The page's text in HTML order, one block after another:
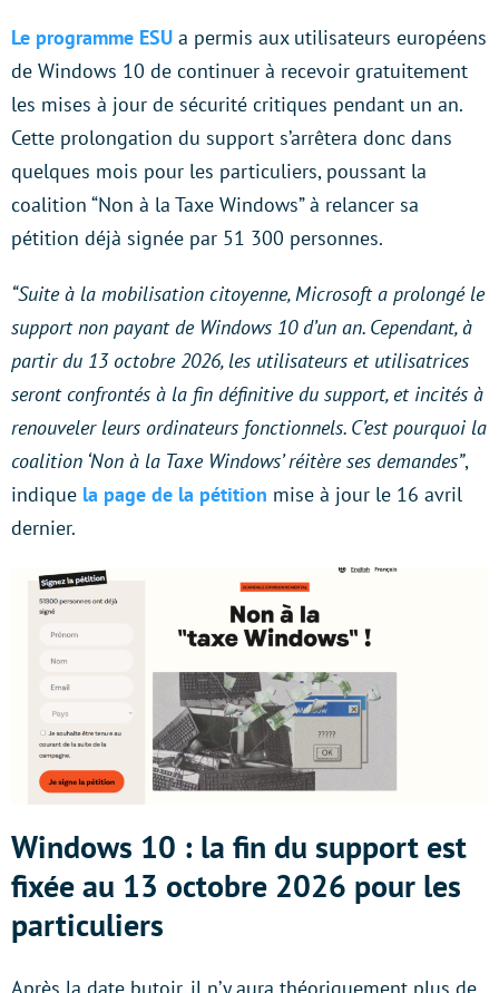
Le programme ESU a permis aux utilisateurs européens
de Windows 10 de continuer à recevoir gratuitement
les mises à jour de sécurité critiques pendant un an.
Cette prolongation du support s’arrêtera donc dans
quelques mois pour les particuliers, poussant la
coalition “Non à la Taxe Windows” à relancer sa
pétition déjà signée par 51 300 personnes.
“Suite à la mobilisation citoyenne, Microsoft a prolongé le
support non payant de Windows 10 d’un an. Cependant, à
partir du 13 octobre 2026, les utilisateurs et utilisatrices
seront confrontés à la fin définitive du support, et incités à
renouveler leurs ordinateurs fonctionnels. C’est pourquoi la
coalition ‘Non à la Taxe Windows’ réitère ses demandes”,
indique la page de la pétition mise à jour le 16 avril
dernier.
Windows 10 : la fin du support est
fixée au 13 octobre 2026 pour les
particuliers